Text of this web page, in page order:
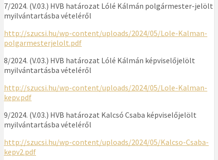
7/2024. (V.03.) HVB határozat Lólé Kálmán polgármester-jelölt
myilvántartásba vételéről
http://szucsi.hu/wp-content/uploads/2024/05/Lole-Kalman-
polgarmesterjelolt.pdf
8/2024. (V.03.) HVB határozat Lólé Kálmán képviselőjelölt
myilvántartásba vételéről
http://szucsi.hu/wp-content/uploads/2024/05/Lole-Kalman-
kepv.pdf
9/2024. (V.03.) HVB határozat Kalcsó Csaba képviselőjelölt
myilvántartásba vételéről
http://szucsi.hu/wp-content/uploads/2024/05/Kalcso-Csaba-
kepv2.pdf